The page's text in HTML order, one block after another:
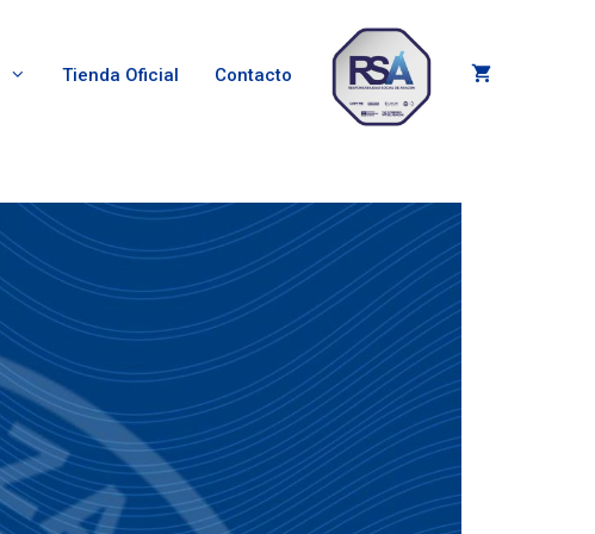
Tienda Oficial Contacto